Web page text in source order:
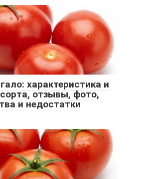
характеристика и
отзывы, фото,
и недостатки